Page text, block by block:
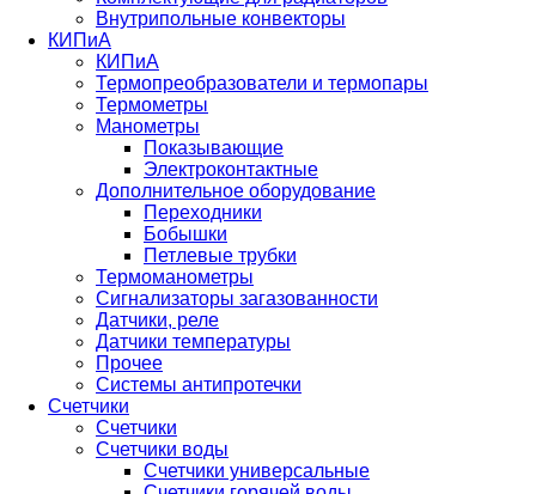
Внутрипольные конвекторы
КИПиА
КИПиА
Термопреобразователи и термопары
Термометры
Манометры
Показывающие
Электроконтактные
Дополнительное оборудование
Переходники
Бобышки
Петлевые трубки
Термоманометры
Сигнализаторы загазованности
Датчики, реле
Датчики температуры
Прочее
Системы антипротечки
Счетчики
Счетчики
Счетчики воды
Счетчики универсальные